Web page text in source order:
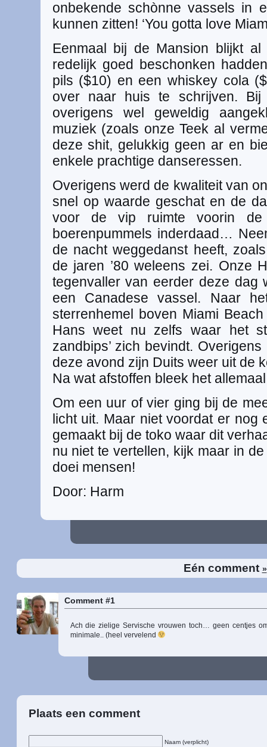
onbekende schònne vassels in
kunnen zitten! ‘You gotta love
Eenmaal bij de Mansion blijkt
redelijk goed beschonken
pils ($10) en een whiskey cola
over naar huis te schrijven.
overigens wel geweldig
muziek (zoals onze Teek al
deze shit, gelukkig geen ar en
enkele prachtige danseressen.
Overigens werd de kwaliteit van
snel op waarde geschat en de
voor de vip ruimte voorin
boerenpummels inderdaad…
de nacht weggedanst heeft,
de jaren ’80 weleens zei. Onze
tegenvaller van eerder deze dag
een Canadese vassel. Naar
sterrenhemel boven Miami
Hans weet nu zelfs waar het
zandbips’ zich bevindt.
deze avond zijn Duits weer uit de
Na wat afstoffen bleek het
Om een uur of vier ging bij de
licht uit. Maar niet voordat er nog
gemaakt bij de toko waar dit
nu niet te vertellen, kijk maar in
doei mensen!
Door: Harm
Eén comment »
Comment #1
Ach die zielige Servische vrouwen toch… geen centjes
minimale.. (heel vervelend
Plaats een comment
Naam (verplicht)